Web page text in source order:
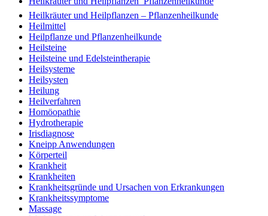
Heilkräuter und Heilpflanzen – Pflanzenheilkunde
Heilmittel
Heilpflanze und Pflanzenheilkunde
Heilsteine
Heilsteine und Edelsteintherapie
Heilsysteme
Heilsysten
Heilung
Heilverfahren
Homöopathie
Hydrotherapie
Irisdiagnose
Kneipp Anwendungen
Körperteil
Krankheit
Krankheiten
Krankheitsgründe und Ursachen von Erkrankungen
Krankheitssymptome
Massage